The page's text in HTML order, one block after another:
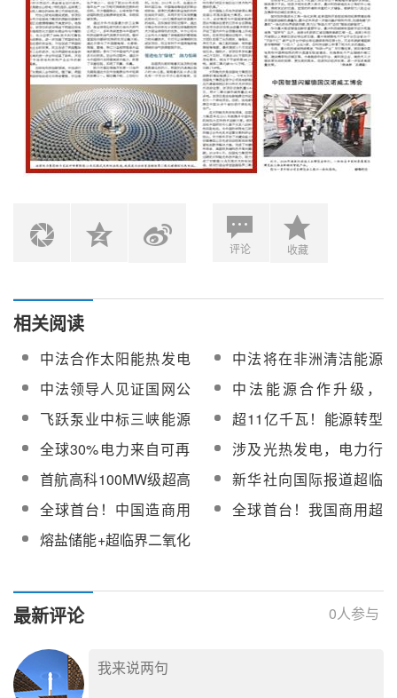
评论 收藏
相关阅读
中法合作太阳能热发电
项目获研发奖
中法将在非洲清洁能源
市场开启三方合作
中法领导人见证国网公
司签约 双方将在可再生
能源并网技术、储能技
术等领域展开合作
中法能源合作升级，
150亿美元合作清单包
含哪些能源？
飞跃泵业中标三峡能源
新疆哈密100MW光热项
目国产冷盐泵采购
超11亿千瓦！能源转型
步伐加快进行中
全球30%电力来自可再
生能源，中国作出巨大
贡献
涉及光热发电，电力行
业碳足迹相关标准编制
进展如何？
首航高科100MW级超高
温二氧化碳热泵储能系
统拟列入国家能源局第
四批能源领域首台
单
新华社向国际报道超临
界二氧化碳太阳能热发
电
全球首台！中国造商用
超临界二氧化碳发电机
组进入满功率运行冲刺
全球首台！我国商用超
熔盐储能+超临界二氧化
最新评论 0人参与